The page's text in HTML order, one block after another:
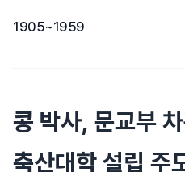
1905~1959
콩 박사, 문교부
축산대학 설립 주